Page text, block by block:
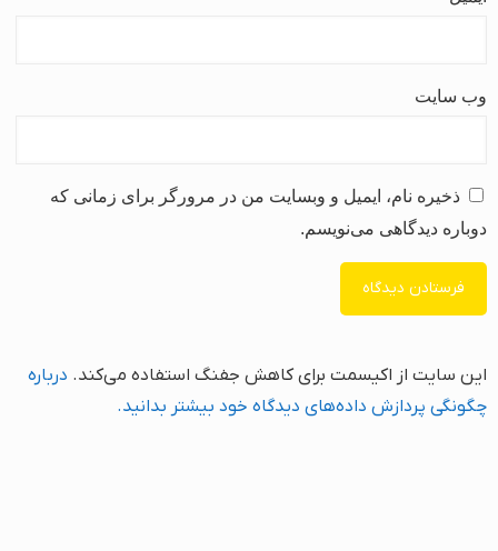
وب‌ سایت
ذخیره نام، ایمیل و وبسایت من در مرورگر برای زمانی که
دوباره دیدگاهی می‌نویسم.
این سایت از اکیسمت برای کاهش جفنگ استفاده می‌کند. درباره
چگونگی پردازش داده‌های دیدگاه خود بیشتر بدانید.